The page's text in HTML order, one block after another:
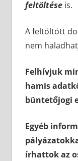
feltöltéseis.
A feltöltött
nem
Felhívjuk
hamis
büntetőjogi
Egyéb
írhattok az